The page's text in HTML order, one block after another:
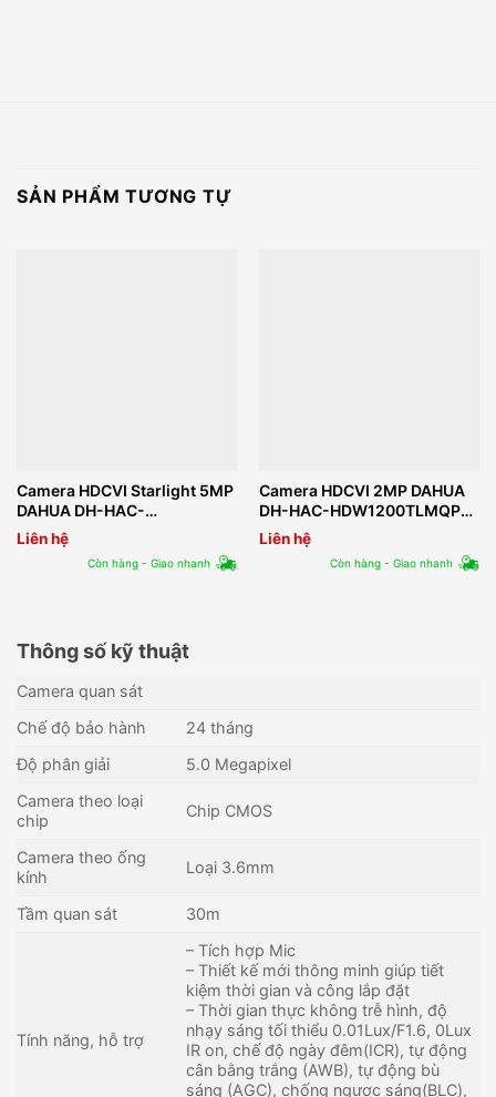
SẢN PHẨM TƯƠNG TỰ
Camera HDCVI Starlight 5MP
DAHUA DH-HAC-
HFW2501TUP-Z-A
Liên hệ
Còn hàng - Giao nhanh
Camera HDCVI 2MP DAHUA
DH-HAC-HDW1200TLMQP-
S5
Liên hệ
Còn hàng - Giao nhanh
Thông số kỹ thuật
Camera quan sát
Chế độ bảo hành
24 tháng
Độ phân giải
5.0 Megapixel
Camera theo loại
chip
Chip CMOS
Camera theo ống
kính
Loại 3.6mm
Tầm quan sát 30m
Tính năng, hỗ trợ
– Tích hợp Mic
– Thiết kế mới thông minh giúp tiết
kiệm thời gian và công lắp đặt
– Thời gian thực không trễ hình, độ
nhạy sáng tối thiểu 0.01Lux/F1.6, 0Lux
IR on, chế độ ngày đêm(ICR), tự động
cân bằng trắng (AWB), tự động bù
sáng (AGC), chống ngược sáng(BLC),